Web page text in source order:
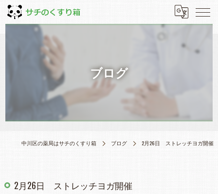
ブログ
中川区の薬局はサチのくすり箱 ブログ 2月26日 ストレッチヨガ開催
2月26日 ストレッチヨガ開催